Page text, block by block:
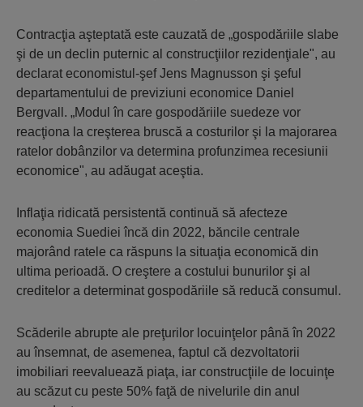
Contracţia aşteptată este cauzată de „gospodăriile slabe
şi de un declin puternic al construcţiilor rezidenţiale", au
declarat economistul-şef Jens Magnusson şi şeful
departamentului de previziuni economice Daniel
Bergvall. „Modul în care gospodăriile suedeze vor
reacţiona la creşterea bruscă a costurilor şi la majorarea
ratelor dobânzilor va determina profunzimea recesiunii
economice", au adăugat aceştia.
Inflaţia ridicată persistentă continuă să afecteze
economia Suediei încă din 2022, băncile centrale
majorând ratele ca răspuns la situaţia economică din
ultima perioadă. O creştere a costului bunurilor şi al
creditelor a determinat gospodăriile să reducă consumul.
Scăderile abrupte ale preţurilor locuinţelor până în 2022
au însemnat, de asemenea, faptul că dezvoltatorii
imobiliari reevaluează piaţa, iar construcţiile de locuinţe
au scăzut cu peste 50% faţă de nivelurile din anul